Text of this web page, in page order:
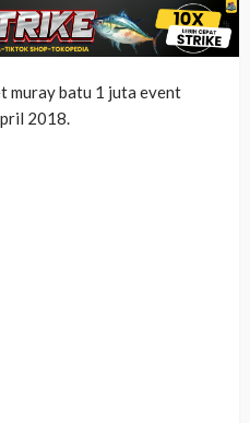
muray batu 1 juta event
2018.